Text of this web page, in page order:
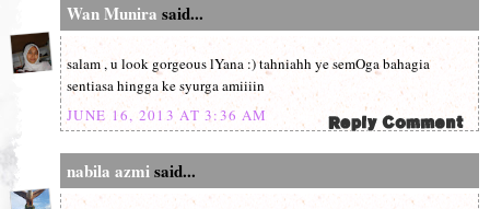
Wan Munira said...
salam , u look gorgeous lYana :) tahniahh ye semOga bahagia
sentiasa hingga ke syurga amiiiin
JUNE 16, 2013 AT 3:36 AM
nabila azmisaid...